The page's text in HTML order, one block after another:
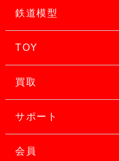
鉄道模型
TOY
買取
サポート
会員